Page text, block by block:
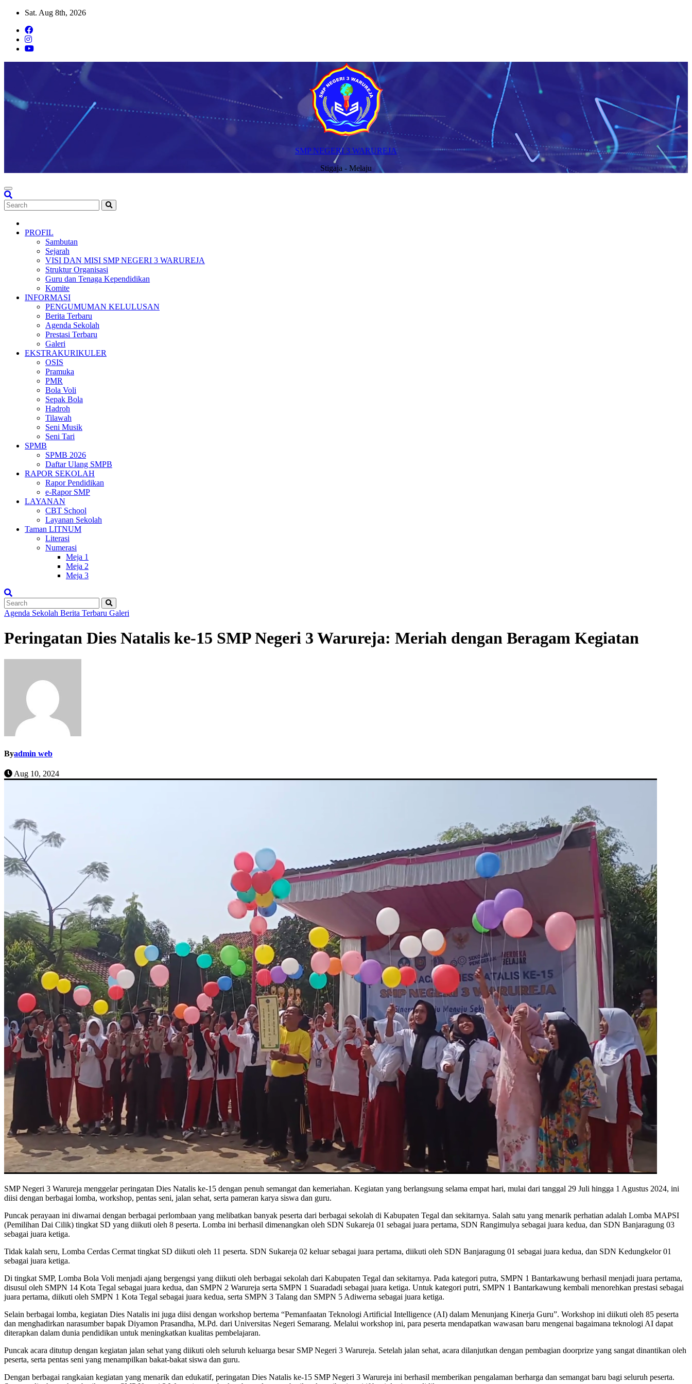
Skip
content
Sat. Aug 8th, 2026
SMP NEGERI 3 WARUREJA
Stigaja - Melaju
PROFIL
Sambutan
Sejarah
VISI DAN MISI SMP NEGERI 3 WARUREJA
Struktur Organisasi
Guru dan Tenaga Kependidikan
Komite
INFORMASI
PENGUMUMAN KELULUSAN
Berita Terbaru
Agenda Sekolah
Prestasi Terbaru
Galeri
EKSTRAKURIKULER
OSIS
Pramuka
PMR
Bola Voli
Sepak Bola
Hadroh
Tilawah
Seni Musik
Seni Tari
SPMB
SPMB 2026
Daftar Ulang SMPB
RAPOR SEKOLAH
Rapor Pendidikan
e-Rapor SMP
LAYANAN
CBT School
Layanan Sekolah
Taman LITNUM
Literasi
Numerasi
Meja 1
Meja 2
Meja 3
Agenda Sekolah Berita Terbaru Galeri
Peringatan Dies Natalis ke-15 SMP Negeri 3 Warureja: Meriah dengan Beragam Kegiatan
Byadmin web
Aug 10, 2024
SMP Negeri 3 Warureja menggelar peringatan Dies Natalis ke-15 dengan penuh semangat dan kemeriahan. Kegiatan yang berlangsung selama empat hari, mulai dari tanggal 29 Juli hingga 1 Agustus 2024, ini
diisi dengan berbagai lomba, workshop, pentas seni, jalan sehat, serta pameran karya siswa dan guru.
Puncak perayaan ini diwarnai dengan berbagai perlombaan yang melibatkan banyak peserta dari berbagai sekolah di Kabupaten Tegal dan sekitarnya. Salah satu yang menarik perhatian adalah Lomba MAPSI
(Pemilihan Dai Cilik) tingkat SD yang diikuti oleh 8 peserta. Lomba ini berhasil dimenangkan oleh SDN Sukareja 01 sebagai juara pertama, SDN Rangimulya sebagai juara kedua, dan SDN Banjaragung 03
sebagai juara ketiga.
Tidak kalah seru, Lomba Cerdas Cermat tingkat SD diikuti oleh 11 peserta. SDN Sukareja 02 keluar sebagai juara pertama, diikuti oleh SDN Banjaragung 01 sebagai juara kedua, dan SDN Kedungkelor 01
sebagai juara ketiga.
Di tingkat SMP, Lomba Bola Voli menjadi ajang bergengsi yang diikuti oleh berbagai sekolah dari Kabupaten Tegal dan sekitarnya. Pada kategori putra, SMPN 1 Bantarkawung berhasil menjadi juara pertama,
disusul oleh SMPN 14 Kota Tegal sebagai juara kedua, dan SMPN 2 Warureja serta SMPN 1 Suaradadi sebagai juara ketiga. Untuk kategori putri, SMPN 1 Bantarkawung kembali menorehkan prestasi sebagai
juara pertama, diikuti oleh SMPN 1 Kota Tegal sebagai juara kedua, serta SMPN 3 Talang dan SMPN 5 Adiwerna sebagai juara ketiga.
Selain berbagai lomba, kegiatan Dies Natalis ini juga diisi dengan workshop bertema “Pemanfaatan Teknologi Artificial Intelligence (AI) dalam Menunjang Kinerja Guru”. Workshop ini diikuti oleh 85 peserta
dan menghadirkan narasumber bapak Diyamon Prasandha, M.Pd. dari Universitas Negeri Semarang. Melalui workshop ini, para peserta mendapatkan wawasan baru mengenai bagaimana teknologi AI dapat
diterapkan dalam dunia pendidikan untuk meningkatkan kualitas pembelajaran.
Puncak acara ditutup dengan kegiatan jalan sehat yang diikuti oleh seluruh keluarga besar SMP Negeri 3 Warureja. Setelah jalan sehat, acara dilanjutkan dengan pembagian doorprize yang sangat dinantikan oleh
peserta, serta pentas seni yang menampilkan bakat-bakat siswa dan guru.
Dengan berbagai rangkaian kegiatan yang menarik dan edukatif, peringatan Dies Natalis ke-15 SMP Negeri 3 Warureja ini berhasil memberikan pengalaman berharga dan semangat baru bagi seluruh peserta.